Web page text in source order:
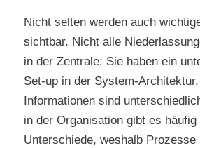
Nicht selten werden auch
sichtbar. Nicht alle
in der Zentrale: Sie haben ein
Set-up in der System-
Informationen sind
in der Organisation gibt es
Unterschiede, weshalb Prozesse